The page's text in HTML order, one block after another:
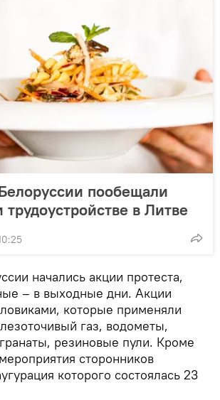
пообещали
в Литве
начались акции протеста,
– в выходные дни. Акции
которые применяли
газ, водометы,
резиновые пули. Кроме
сторонников
которого состоялась 23